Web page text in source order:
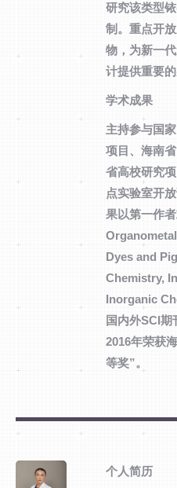
研究该类型
制。重点开
物，为新一
计提供重要的
学术成果
主持参与国
项目、海南
省高校研究
点实验室开
果以第一作
Dyes and
Chemistry,
Inorganic
国内外SCI期
2016年荣获
等奖”。
个人简历